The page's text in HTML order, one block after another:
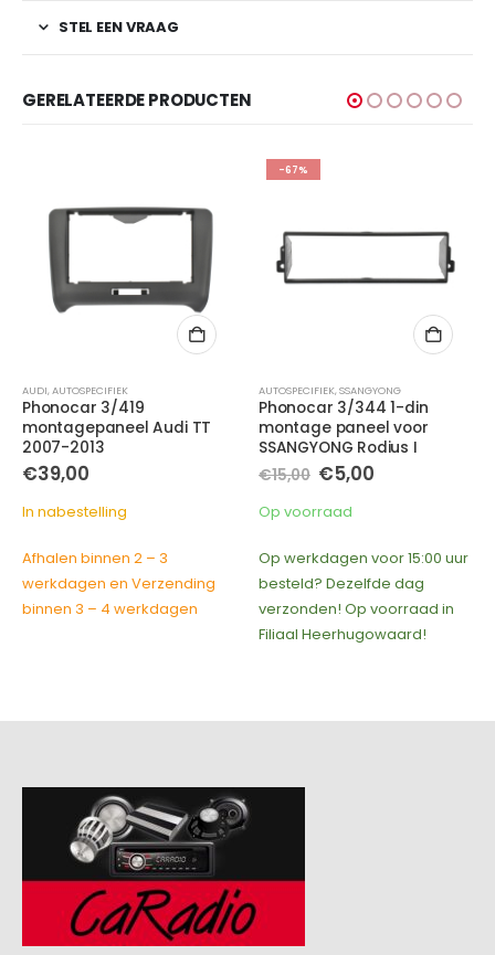
STEL EEN VRAAG
GERELATEERDE PRODUCTEN
AUDI,AUTOSPECIFIEK
Phonocar 3/419
montagepaneel Audi TT
2007-2013
€39,00
In nabestelling
Afhalen binnen 2 – 3
werkdagen en Verzending
binnen 3 – 4 werkdagen
-67%
AUTOSPECIFIEK,SSANGYONG
Phonocar 3/344 1-din
montage paneel voor
SSANGYONG Rodius I
€15,00 Oorspronkelijke
prijs
was:
€5,00Huidige
Op voorraad
Op werkdagen voor 15:00 uur
besteld? Dezelfde dag
verzonden! Op voorraad in
Filiaal Heerhugowaard!